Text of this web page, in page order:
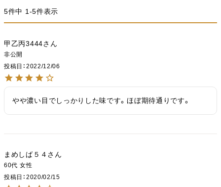
5件中 1-5件表示
甲乙丙3444
非公開
投稿日
2022/12/06
やや濃い目でしっかりした味です。ほぼ期待通りです。
まめしば５４
60代 女性
投稿日
2020/02/15